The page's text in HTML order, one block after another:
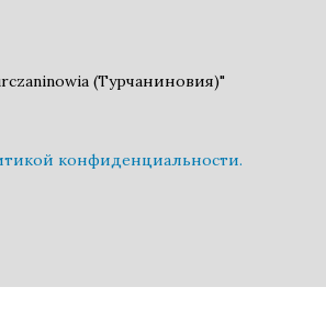
(Турчаниновия)"
конфиденциальности.